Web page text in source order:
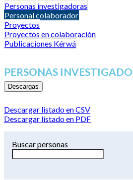
Personas investigadoras
Personal colaborador
Proyectos
Proyectos en colaboración
Publicaciones Kérwá
PERSONAS
Descargas
Descargar listado en CSV
Descargar listado en PDF
Buscar personas